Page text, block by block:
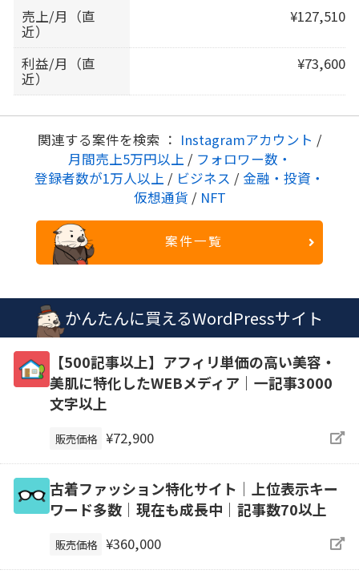
売上/月（直
近）
¥127,510
利益/月（直
近）
¥73,600
関連する案件を検索 ： Instagramアカウント /
月間売上5万円以上 / フォロワー数・
登録者数が1万人以上 / ビジネス / 金融・投資・
仮想通貨 / NFT
案件一覧
かんたんに買えるWordPressサイト
【500記事以上】アフィリ単価の高い美容・
美肌に特化したWEBメディア｜一記事3000
文字以上
販売価格 ¥72,900
古着ファッション特化サイト│上位表示キー
ワード多数│現在も成長中│記事数70以上
販売価格 ¥360,000